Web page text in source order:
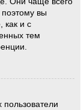
вы
как и с
тем